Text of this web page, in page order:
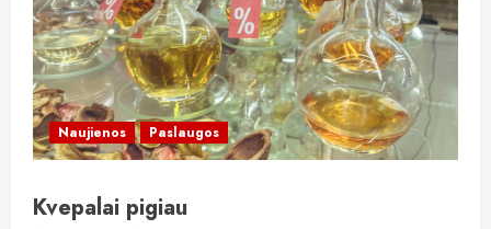
Naujienos Paslaugos
Kvepalai pigiau